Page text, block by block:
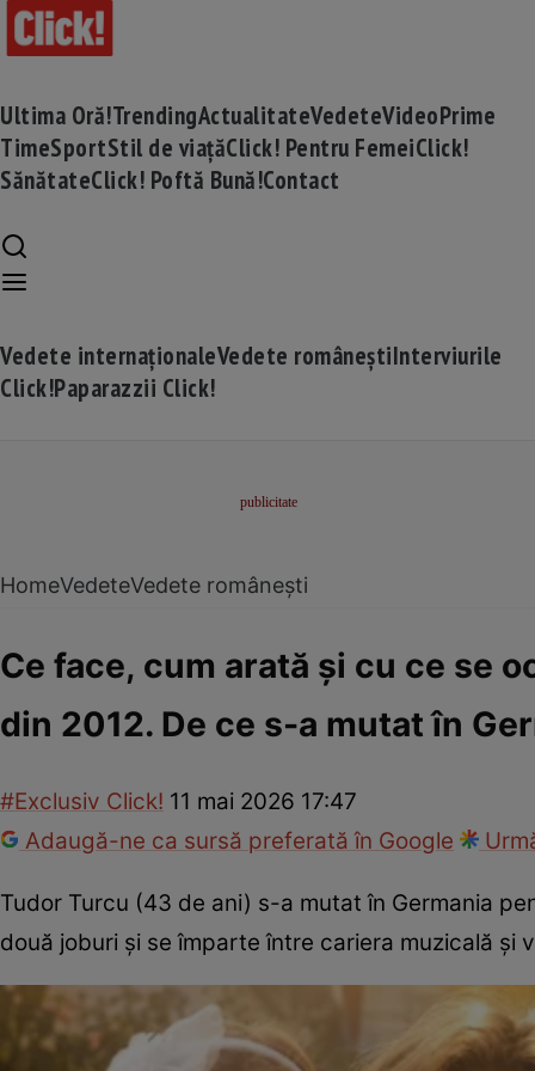
Ultima Oră!TrendingActualitateVedeteVideoPrime
TimeSportStil de viațăClick! Pentru FemeiClick!
SănătateClick! Poftă Bună!Contact
Vedete internaționaleVedete româneștiInterviurile
Click!Paparazzii Click!
HomeVedeteVedete românești
Ce face, cum arată și cu ce se
din 2012. De ce s-a mutat în
#Exclusiv Click! 11 mai 2026 17:47
Adaugă-ne ca sursă preferată în Google
Tudor Turcu (43 de ani) s-a mutat în Germania
două joburi și se împarte între cariera muzicală și